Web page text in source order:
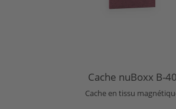
Cache nuBoxx B-40
Cache en tissu